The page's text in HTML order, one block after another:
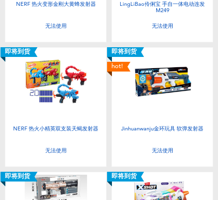
NERF 热火变形金刚大黄蜂发射器
无法使用
LingLiBao伶俐宝 手自一体电动连发
M249
无法使用
即将到货
NERF 热火小精英双支装天蝎发射器
无法使用
即将到货
hot!
Jinhuanwanju金环玩具 软弹发射器
无法使用
即将到货 即将到货